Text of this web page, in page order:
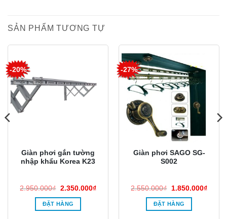
SẢN PHẨM TƯƠNG TỰ
-20%
Giàn phơi gắn tường
nhập khẩu Korea K23
2.950.000₫ Giá
là:
2.950.000₫.
2.350.000₫Giá
ĐẶT HÀNG
-27%
Giàn phơi SAGO SG-
S002
2.550.000₫
Giá
là:
2.550.000₫.
1.850.000₫Giá
ĐẶT HÀNG